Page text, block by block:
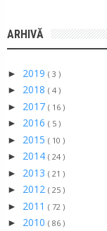
ARHIVĂ
► 2019 ( 3 )
► 2018 ( 4 )
► 2017 ( 16 )
► 2016 ( 5 )
► 2015 ( 10 )
► 2014 ( 24 )
► 2013 ( 21 )
► 2012 ( 25 )
► 2011 ( 72 )
► 2010 ( 86 )